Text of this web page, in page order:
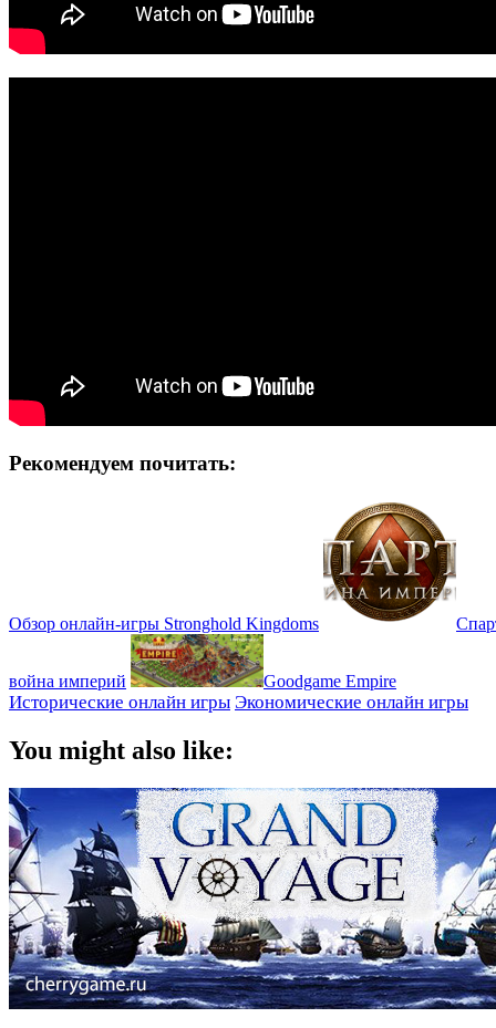
Рекомендуем почитать:
Обзор онлайн-игры Stronghold Kingdoms
война империй Goodgame Empire
Исторические онлайн игры Экономические онлайн игры
You might also like: